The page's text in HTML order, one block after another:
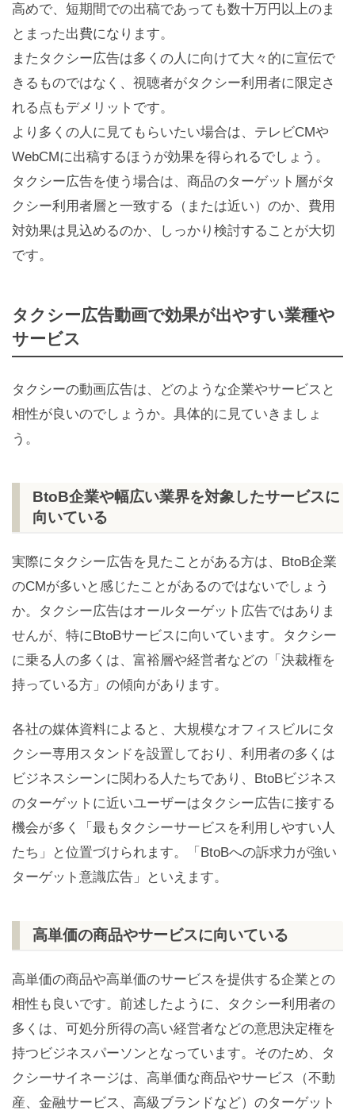
高めで、短期間での出稿であっても数十万円以上のま
とまった出費になります。
またタクシー広告は多くの人に向けて大々的に宣伝で
きるものではなく、視聴者がタクシー利用者に限定さ
れる点もデメリットです。
より多くの人に見てもらいたい場合は、テレビCMや
WebCMに出稿するほうが効果を得られるでしょう。
タクシー広告を使う場合は、商品のターゲット層がタ
クシー利用者層と一致する（または近い）のか、費用
対効果は見込めるのか、しっかり検討することが大切
です。
タクシー広告動画で効果が出やすい業種や
サービス
タクシーの動画広告は、どのような企業やサービスと
相性が良いのでしょうか。具体的に見ていきましょ
う。
BtoB企業や幅広い業界を対象したサービスに
向いている
実際にタクシー広告を見たことがある方は、BtoB企業
のCMが多いと感じたことがあるのではないでしょう
か。タクシー広告はオールターゲット広告ではありま
せんが、特にBtoBサービスに向いています。タクシー
に乗る人の多くは、富裕層や経営者などの「決裁権を
持っている方」の傾向があります。
各社の媒体資料によると、大規模なオフィスビルにタ
クシー専用スタンドを設置しており、利用者の多くは
ビジネスシーンに関わる人たちであり、BtoBビジネス
のターゲットに近いユーザーはタクシー広告に接する
機会が多く「最もタクシーサービスを利用しやすい人
たち」と位置づけられます。「BtoBへの訴求力が強い
ターゲット意識広告」といえます。
高単価の商品やサービスに向いている
高単価の商品や高単価のサービスを提供する企業との
相性も良いです。前述したように、タクシー利用者の
多くは、可処分所得の高い経営者などの意思決定権を
持つビジネスパーソンとなっています。そのため、タ
クシーサイネージは、高単価な商品やサービス（不動
産、金融サービス、高級ブランドなど）のターゲット